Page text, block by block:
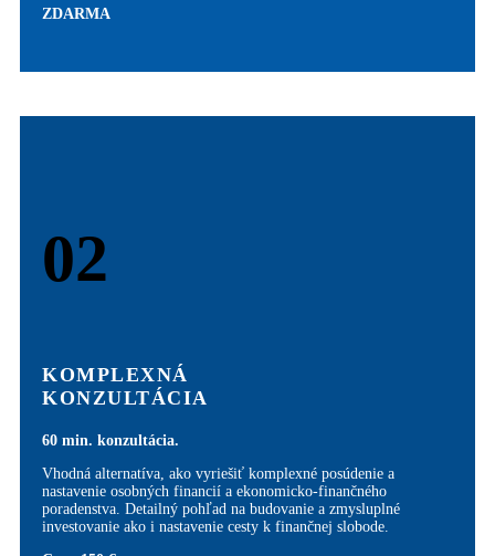
ZDARMA
02
KOMPLEXNÁ
KONZULTÁCIA
60 min. konzultácia.
Vhodná alternatíva, ako vyriešiť komplexné posúdenie a
nastavenie osobných financií a ekonomicko-finančného
poradenstva. Detailný pohľad na budovanie a zmysluplné
investovanie ako i nastavenie cesty k finančnej slobode.